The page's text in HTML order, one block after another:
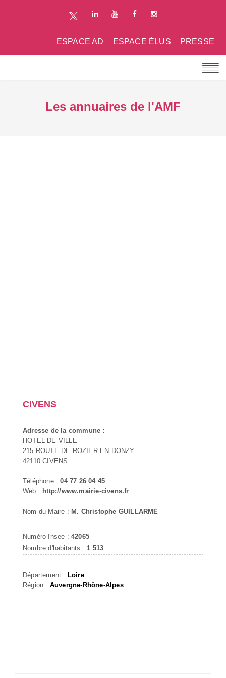
PRESSE
ESPACE ÉLUS
ESPACE AD
Les annuaires de l'AMF
CIVENS
Adresse de la commune :
HOTEL DE VILLE
215 ROUTE DE ROZIER EN DONZY
42110 CIVENS
Téléphone :04 77 26 04 45
Web : http://www.mairie-civens.fr
Nom du Maire : M. Christophe GUILLARME
Numéro Insee : 42065
Nombre d'habitants : 1 513
Département : Loire
Région : Auvergne-Rhône-Alpes